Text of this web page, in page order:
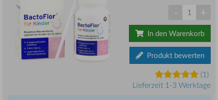
- +
In den Warenkorb
Produkt bewerten
(1)
Lieferzeit 1-3 Werktage